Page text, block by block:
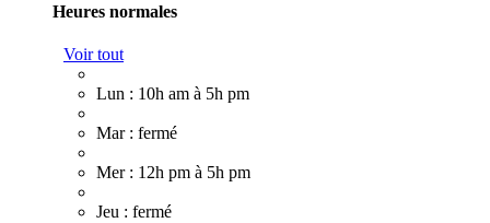
Heures normales
Voir tout
Lun : 10h am à 5h pm
Mar : fermé
Mer : 12h pm à 5h pm
Jeu : fermé